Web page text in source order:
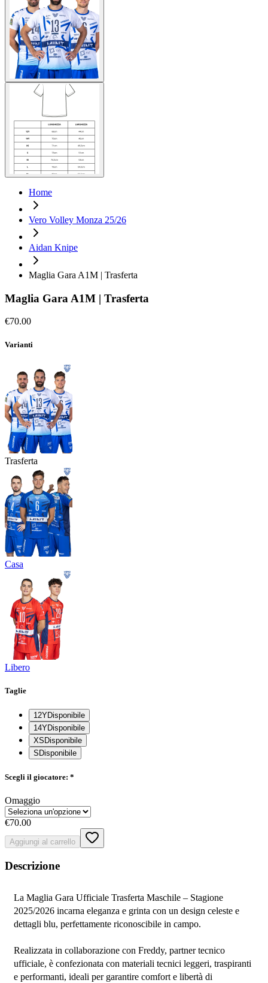
Home
Vero Volley Monza 25/26
Aidan Knipe
Maglia Gara A1M | Trasferta
Maglia Gara A1M | Trasferta
€70.00
Varianti
Trasferta
Casa
Libero
Taglie
12YDisponibile
14YDisponibile
XS Disponibile
S Disponibile
Scegli il giocatore: *
Omaggio
€70.00
Aggiungi al carrello
Descrizione
La Maglia Gara Ufficiale Trasferta Maschile – Stagione
2025/2026 incarna eleganza e grinta con un design celeste e
dettagli blu, perfettamente riconoscibile in campo.
Realizzata in collaborazione con Freddy, partner tecnico
ufficiale, è confezionata con materiali tecnici leggeri, traspiranti
e performanti, ideali per garantire comfort e libertà di